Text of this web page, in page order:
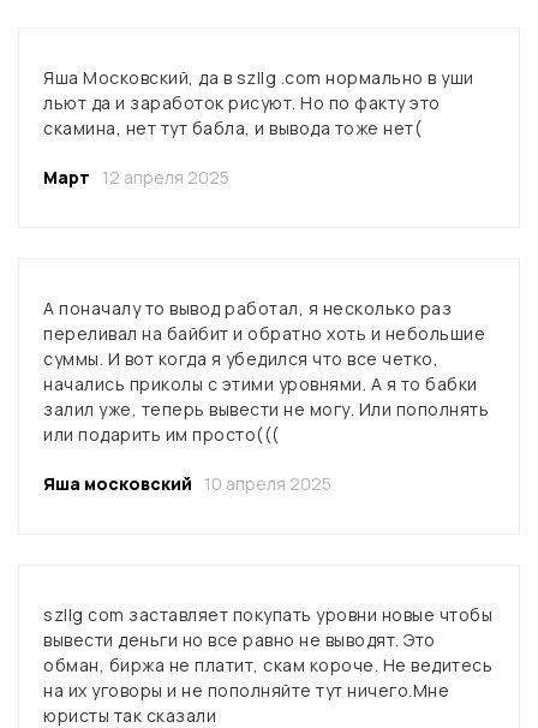
Яша Московский, да в szllg .com нормально в уши
льют да и заработок рисуют. Но по факту это
скамина, нет тут бабла, и вывода тоже нет(
Март 12 апреля 2025
А поначалу то вывод работал, я несколько раз
переливал на байбит и обратно хоть и небольшие
суммы. И вот когда я убедился что все четко,
начались приколы с этими уровнями. А я то бабки
залил уже, теперь вывести не могу. Или пополнять
или подарить им просто(((
Яша московский 10 апреля 2025
szllg com заставляет покупать уровни новые чтобы
вывести деньги но все равно не выводят. Это
обман, биржа не платит, скам короче. Не ведитесь
на их уговоры и не пополняйте тут ничего.Мне
юристы так сказали